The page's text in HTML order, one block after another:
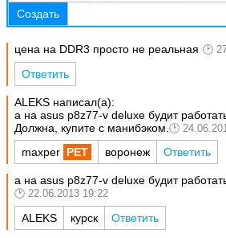
Создать
цена на DDR3 просто не реальная
Ответить
ALEKS написал(а):
а на asus p8z77-v deluxe будит
Должна, купите с манибэком.
maxper воронеж Ответить
а на asus p8z77-v deluxe будит
22.06.2013 19:22
ALEKS курск Ответить